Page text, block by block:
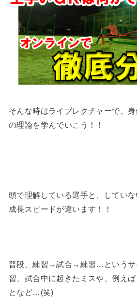
そんな時はライブレクチャーで、
の理論を学んでいこう！！
頭で理解している選手と、してい
成長スピードが違います！！
普段、練習→試合→練習…というサ
習、試合中に起きたミスや、例え
となど…(笑)